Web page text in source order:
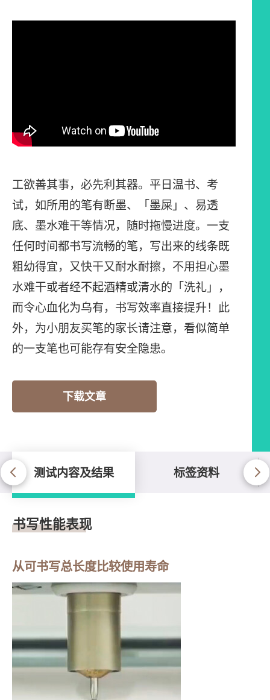
工欲善其事，必先利其器。平日温书、考
试，如所用的笔有断墨、「墨屎」、易透
底、墨水难干等情况，随时拖慢进度。一支
任何时间都书写流畅的笔，写出来的线条既
粗幼得宜，又快干又耐水耐擦，不用担心墨
水难干或者经不起酒精或清水的「洗礼」，
而令心血化为乌有，书写效率直接提升！此
外，为小朋友买笔的家长请注意，看似简单
的一支笔也可能存有安全隐患。
下载文章
测试内容及结果 标签资料
测试内容及结果
书写性能表现
从可书写总长度比较使用寿命